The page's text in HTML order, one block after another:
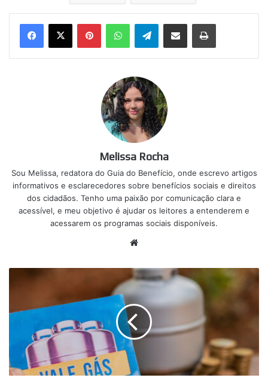
PinterestWhatsAppTelegramCompartilhar via e-mail Imprimir
Melissa Rocha
Sou Melissa, redatora do Guia do Benefício, onde escrevo artigos
informativos e esclarecedores sobre benefícios sociais e direitos
dos cidadãos. Tenho uma paixão por comunicação clara e
acessível, e meu objetivo é ajudar os leitores a entenderem e
acessarem os programas sociais disponíveis.
VALE-
mil
famílias